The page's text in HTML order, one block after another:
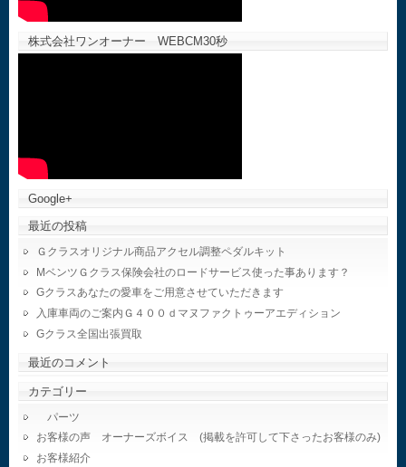
株式会社ワンオーナー WEBCM30秒
Google+
最近の投稿
Ｇクラスオリジナル商品アクセル調整ペダルキット
MベンツＧクラス保険会社のロードサービス使った事あります？
Gクラスあなたの愛車をご用意させていただきます
入庫車両のご案内Ｇ４００ｄマヌファクトゥーアエディション
Gクラス全国出張買取
最近のコメント
カテゴリー
パーツ
お客様の声 オーナーズボイス (掲載を許可して下さったお客様のみ)
お客様紹介